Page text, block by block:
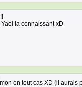
la connaissant xD
en tout cas XD (il